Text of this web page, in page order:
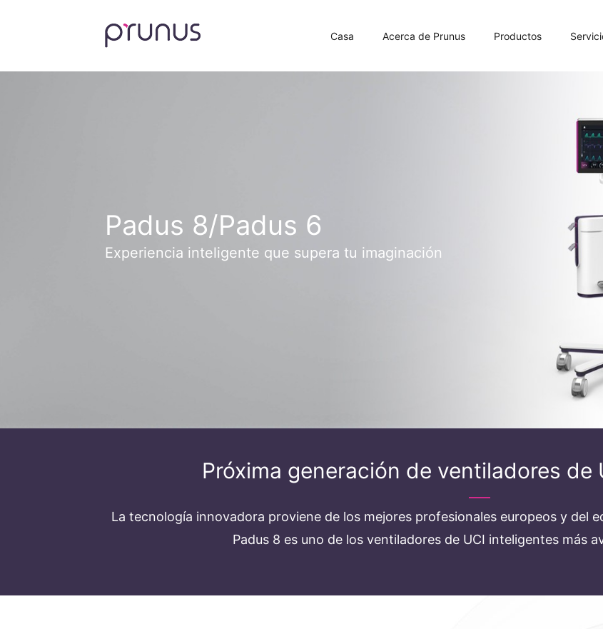
Casa Acerca de Prunus Productos
Padus 8/Padus 6
Experiencia inteligente que supera tu imaginación
Próxima generación de ventiladores de
La tecnología innovadora proviene de los mejores profesionales europeos y del
Padus 8 es uno de los ventiladores de UCI inteligentes más